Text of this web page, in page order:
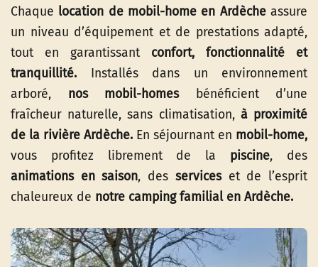
Chaque location de mobil-home en Ardècheassure
un niveau d’équipement et de prestations adapté,
tout en garantissantconfort, fonctionnalité et
tranquillité. Installés dans un environnement
arboré, nos mobil-homes bénéficient d’une
fraîcheur naturelle, sans climatisation,à proximité
de la rivière Ardèche. En séjournant en mobil-home,
vous profitez librement de la piscine, des
animations en saison, des serviceset de l’esprit
chaleureux de notre camping familial en Ardèche.